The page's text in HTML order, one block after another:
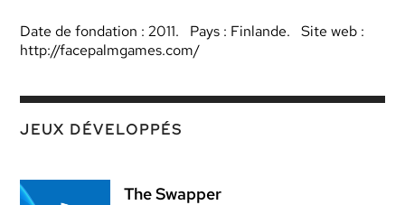
Date de fondation : 2011. Pays : Finlande. Site web :
http://facepalmgames.com/
JEUX DÉVELOPPÉS
The Swapper